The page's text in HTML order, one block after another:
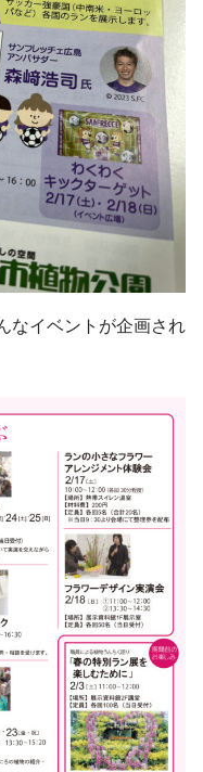
なイベントが企画され